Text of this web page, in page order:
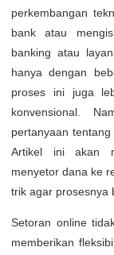
perkembangan
bank atau
banking atau
hanya dengan
proses ini juga
konvensional.
pertanyaan
Artikel ini akan
menyetor dana ke
trik agar prosesnya
Setoran online
memberikan